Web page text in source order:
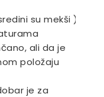
su mekši )
ali da je
položaju
je za